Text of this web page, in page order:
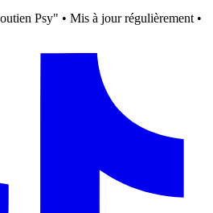
Psy" • Mis à jour régulièrement •